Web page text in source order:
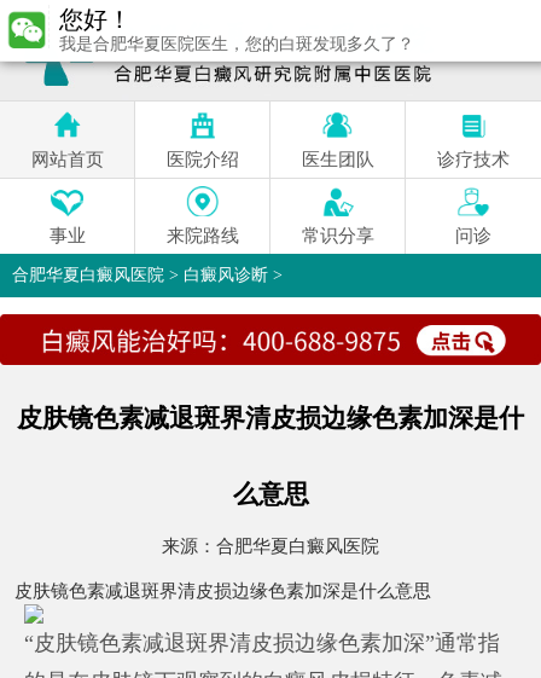
网站首页 医院介绍 医生团队 诊疗技术
事业 来院路线 常识分享 问诊
合肥华夏白癜风医院 > 白癜风诊断 >
皮肤镜色素减退斑界清皮损边缘色素加深是什
么意思
来源： 合肥华夏白癜风医院
皮肤镜色素减退斑界清皮损边缘色素加深是什么意思
“皮肤镜色素减退斑界清皮损边缘色素加深”通常指
您好！
我是合肥华夏医院医生，您的白斑发现多久了？